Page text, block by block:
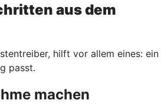
aus dem
hilft vor allem eines: ein
passt.
machen